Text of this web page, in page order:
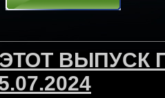
ВЫПУСК